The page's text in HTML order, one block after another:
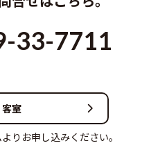
33-7711
客室
りお申し込みください。